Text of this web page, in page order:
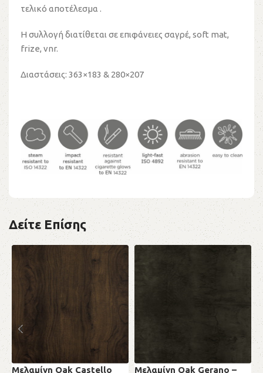
τελικό αποτέλεσμα .
Η συλλογή διατίθεται σε επιφάνειες σαγρέ, soft mat,
frize, vnr.
Διαστάσεις: 363×183 & 280×207
Δείτε Επίσης
Μελαμίνη Oak Castello Μελαμίνη Oak Gerano –